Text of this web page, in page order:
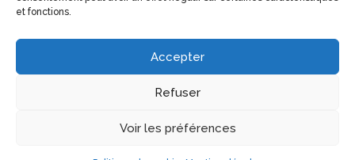
et fonctions.
Accepter
Refuser
Voir les préférences
© Association ORÉE 2026. Tous droits réservés.